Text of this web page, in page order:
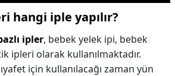
hangi iple yapılır?
ipler, bebek yelek ipi, bebek
ipleri olarak kullanılmaktadır.
için kullanılacağı zaman yün